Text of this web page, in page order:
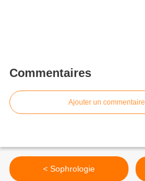
Commentaires
Ajouter un commentaire
< Sophrologie